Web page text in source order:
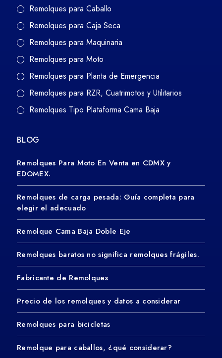
Remolques para Caballo
Remolques para Caja Seca
Remolques para Maquinaria
Remolques para Moto
Remolques para Planta de Emergencia
Remolques para RZR, Cuatrimotos y Utilitarios
Remolques Tipo Plataforma Cama Baja
BLOG
Remolques Para Moto En Venta en CDMX y
EDOMEX.
Remolques de carga pesada: Guía completa para
elegir el adecuado
Remolque Cama Baja Doble Eje
Remolques baratos no significa remolques frágiles.
Fabricante de Remolques
Precio de los remolques y datos a considerar
Remolques para bicicletas
Remolque para caballos, ¿qué considerar?